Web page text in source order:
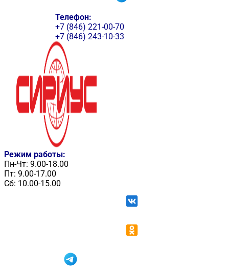
Телефон:
+7 (846) 221-00-70
+7 (846) 243-10-33
Режим работы:
Пн-Чт: 9.00-18.00
Пт: 9.00-17.00
Сб: 10.00-15.00